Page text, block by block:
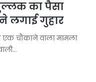
का पैसा
लगाई गुहार
एक चौंकाने वाला मामला